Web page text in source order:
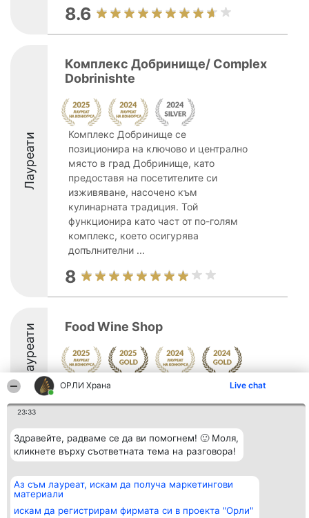
ОРЛИ Храна Live chat
23:33
Здравейте, радваме се да ви помогнем! 🙂 Моля,
кликнете върху съответната тема на разговора!
Аз съм лауреат, искам да получа маркетингови
материали
искам да регистрирам фирмата си в проекта "Орли"
8.6
Лауреати
Комплекс Добринище/ Complex
Dobrinishte
Комплекс Добринище се
позиционира на ключово и централно
място в град Добринище, като
предоставя на посетителите си
изживяване, насочено към
кулинарната традиция. Той
функционира като част от по-голям
комплекс, което осигурява
допълнителни ...
8
Лауреати Food Wine Shop
9.4
Организатор на
класиране
Beautiful Company S.R.L.
Sus Nr. 2, Bl. A30, Sc. A, Et.
4, Ap. 13
CUI 36737675
Класация
Победители
Списък на
победители
Политика за
Контакти
Контакти